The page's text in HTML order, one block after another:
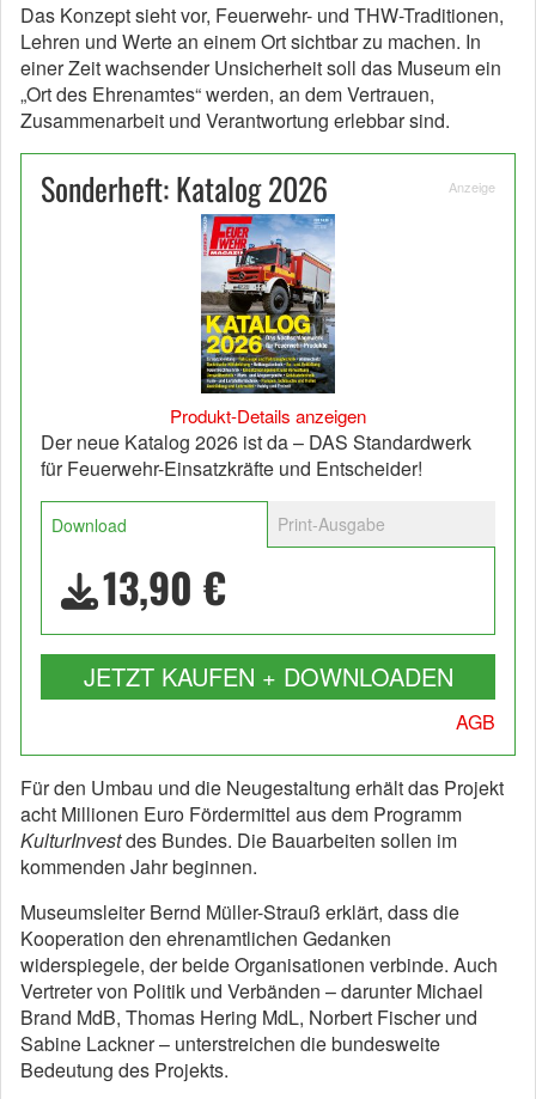
Das Konzept sieht vor, Feuerwehr- und THW-Traditionen,
Lehren und Werte an einem Ort sichtbar zu machen. In
einer Zeit wachsender Unsicherheit soll das Museum ein
„Ort des Ehrenamtes“ werden, an dem Vertrauen,
Zusammenarbeit und Verantwortung erlebbar sind.
Sonderheft: Katalog 2026 Anzeige
Produkt-Details anzeigen
Der neue Katalog 2026 ist da – DAS Standardwerk
für Feuerwehr-Einsatzkräfte und Entscheider!
Download Print-Ausgabe
13,90 €
JETZT KAUFEN + DOWNLOADEN
AGB
Für den Umbau und die Neugestaltung erhält das Projekt
acht Millionen Euro Fördermittel aus dem Programm
KulturInvestdes Bundes. Die Bauarbeiten sollen im
kommenden Jahr beginnen.
Museumsleiter Bernd Müller-Strauß erklärt, dass die
Kooperation den ehrenamtlichen Gedanken
widerspiegele, der beide Organisationen verbinde. Auch
Vertreter von Politik und Verbänden – darunter Michael
Brand MdB, Thomas Hering MdL, Norbert Fischer und
Sabine Lackner – unterstreichen die bundesweite
Bedeutung des Projekts.